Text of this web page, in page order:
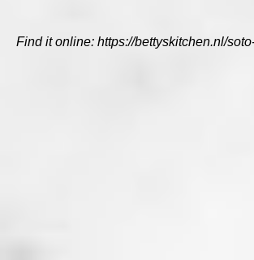
Find it online: https://bettyskitchen.nl/